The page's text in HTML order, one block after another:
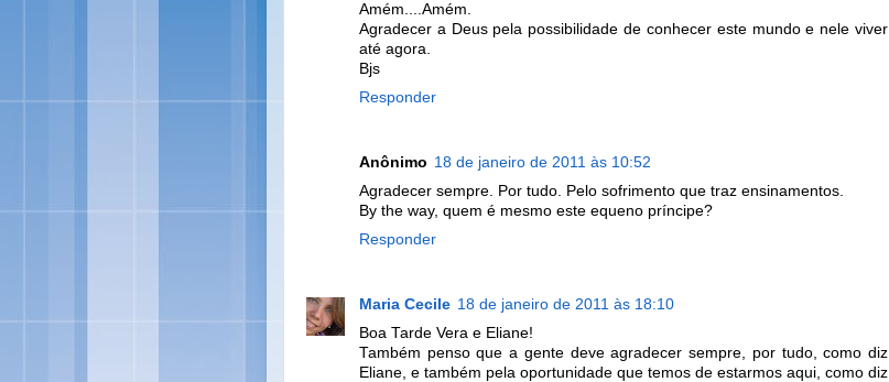
Amém....Amém.
Agradecer a Deus pela possibilidade de conhecer este mundo e nele viver
até agora.
Bjs
Responder
Anônimo 18 de janeiro de 2011 às 10:52
Agradecer sempre. Por tudo. Pelo sofrimento que traz ensinamentos.
By the way, quem é mesmo este equeno príncipe?
Responder
Maria Cecile 18 de janeiro de 2011 às 18:10
Boa Tarde Vera e Eliane!
Também penso que a gente deve agradecer sempre, por tudo, como diz
Eliane, e também pela oportunidade que temos de estarmos aqui, como diz